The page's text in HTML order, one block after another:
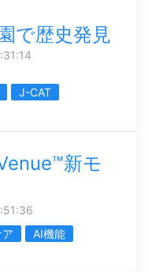
で歴史発見
J-CAT
新モ
AI機能